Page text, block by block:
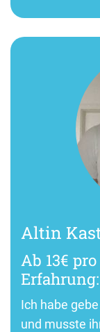
Altin
Ab 13€
Ich habe
und musste